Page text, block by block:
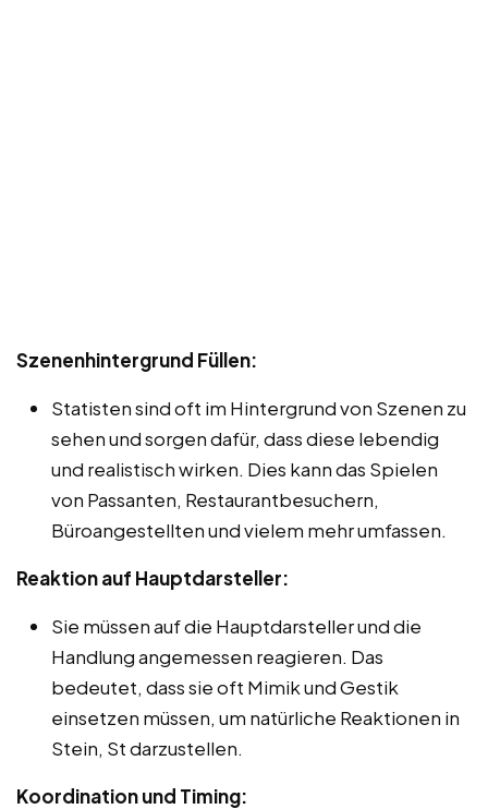
Szenenhintergrund Füllen:
Statisten sind oft im Hintergrund von Szenen zu
sehen und sorgen dafür, dass diese lebendig
und realistisch wirken. Dies kann das Spielen
von Passanten, Restaurantbesuchern,
Büroangestellten und vielem mehr umfassen.
Reaktion auf Hauptdarsteller:
Sie müssen auf die Hauptdarsteller und die
Handlung angemessen reagieren. Das
bedeutet, dass sie oft Mimik und Gestik
einsetzen müssen, um natürliche Reaktionen in
Stein, St darzustellen.
Koordination und Timing: